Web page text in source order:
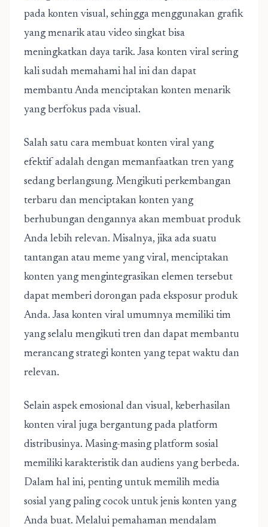
pada konten visual, sehingga menggunakan grafik
yang menarik atau video singkat bisa
meningkatkan daya tarik. Jasa konten viral sering
kali sudah memahami hal ini dan dapat
membantu Anda menciptakan konten menarik
yang berfokus pada visual.
Salah satu cara membuat konten viral yang
efektif adalah dengan memanfaatkan tren yang
sedang berlangsung. Mengikuti perkembangan
terbaru dan menciptakan konten yang
berhubungan dengannya akan membuat produk
Anda lebih relevan. Misalnya, jika ada suatu
tantangan atau meme yang viral, menciptakan
konten yang mengintegrasikan elemen tersebut
dapat memberi dorongan pada eksposur produk
Anda. Jasa konten viral umumnya memiliki tim
yang selalu mengikuti tren dan dapat membantu
merancang strategi konten yang tepat waktu dan
relevan.
Selain aspek emosional dan visual, keberhasilan
konten viral juga bergantung pada platform
distribusinya. Masing-masing platform sosial
memiliki karakteristik dan audiens yang berbeda.
Dalam hal ini, penting untuk memilih media
sosial yang paling cocok untuk jenis konten yang
Anda buat. Melalui pemahaman mendalam